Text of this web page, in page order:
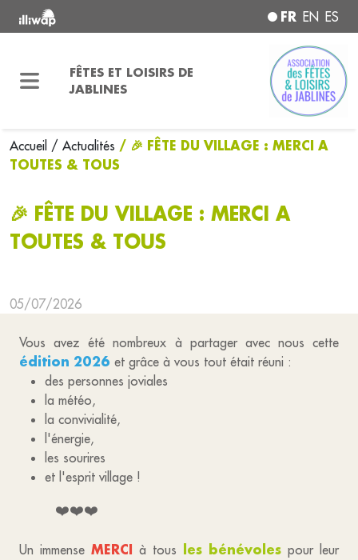
FR EN ES
FÊTES ET LOISIRS DE
JABLINES
Accueil / Actualités / 🎉 FÊTE DU VILLAGE : MERCI A
TOUTES & TOUS
🎉 FÊTE DU VILLAGE : MERCI A
TOUTES & TOUS
05/07/2026
Vous avez été nombreux à partager avec nous cette
édition 2026 et grâce à vous tout était réuni :
des personnes joviales
la météo,
la convivialité,
l'énergie,
les sourires
et l'esprit village !
❤️❤️❤️
Un immense MERCI à tous les bénévoles pour leur